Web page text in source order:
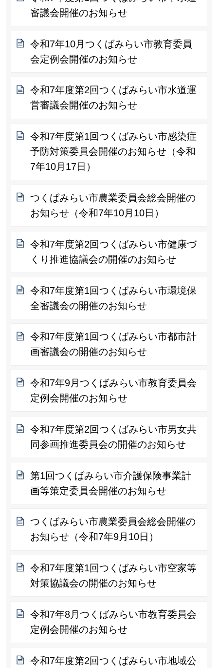
審議会開催のお知らせ
令和7年10月つくばみらい市教育委員
会定例会開催のお知らせ
令和7年度第2回つくばみらい市水道運
営審議会開催のお知らせ
令和7年度第1回つくばみらい市感染症
予防対策委員会開催のお知らせ（令和
7年10月17日）
つくばみらい市農業委員会総会開催の
お知らせ（令和7年10月10日）
令和7年度第2回つくばみらい市健康づ
くり推進協議会の開催のお知らせ
令和7年度第1回つくばみらい市環境保
全審議会の開催のお知らせ
令和7年度第1回つくばみらい市都市計
画審議会の開催のお知らせ
令和7年9月つくばみらい市教育委員会
定例会開催のお知らせ
令和7年度第2回つくばみらい市男女共
同参画推進委員会の開催のお知らせ
第1回つくばみらい市介護保険事業計
画等策定委員会開催のお知らせ
つくばみらい市農業委員会総会開催の
お知らせ（令和7年9月10日）
令和7年度第1回つくばみらい市空家等
対策協議会の開催のお知らせ
令和7年8月つくばみらい市教育委員会
定例会開催のお知らせ
令和7年度第2回つくばみらい市地域公